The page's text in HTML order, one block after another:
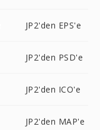
JP2'den EPS'e
JP2'den PSD'e
JP2'den ICO'e
JP2'den MAP'e